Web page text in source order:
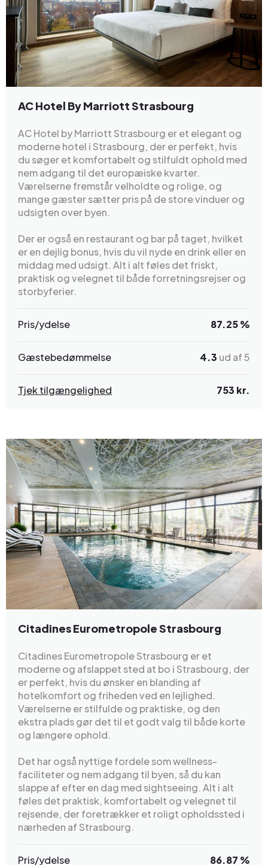
AC Hotel By Marriott Strasbourg
AC Hotel by Marriott Strasbourg er et elegant og
moderne hotel i Strasbourg, der er perfekt, hvis
du søger et komfortabelt og stilfuldt ophold med
nem adgang til det europæiske kvarter.
Værelserne fremstår velholdte og rolige, og
mange gæster sætter pris på de store vinduer og
udsigten over byen.
Der er også en restaurant og bar på taget, hvilket
er en dejlig bonus, hvis du vil nyde en drink eller en
middag med udsigt. Alt i alt føles det friskt,
praktisk og velegnet til både forretningsrejser og
storbyferier.
Pris/ydelse 87.25 %
Gæstebedømmelse 4.3 ud af 5
Tjek tilgængelighed 753 kr.
Citadines Eurometropole Strasbourg
Citadines Eurometropole Strasbourg er et
moderne og afslappet sted at bo i Strasbourg, der
er perfekt, hvis du ønsker en blanding af
hotelkomfort og friheden ved en lejlighed.
Værelserne er stilfulde og praktiske, og den
ekstra plads gør det til et godt valg til både korte
og længere ophold.
Det har også nyttige fordele som wellness-
faciliteter og nem adgang til byen, så du kan
slappe af efter en dag med sightseeing. Alt i alt
føles det praktisk, komfortabelt og velegnet til
rejsende, der foretrækker et roligt opholdssted i
nærheden af Strasbourg.
Pris/ydelse 86.87 %